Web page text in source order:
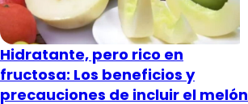
Hidratante, pero rico en
fructosa: Los beneficios y
precauciones de incluir el melón